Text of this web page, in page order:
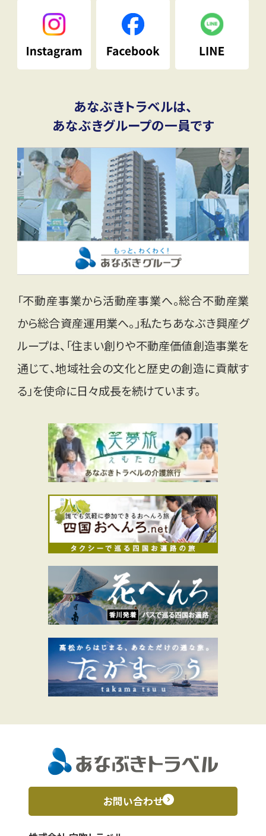
あなぶきトラベルは、
あなぶきグループの一員です
「不動産事業から活動産事業へ。総合不動産業
から総合資産運用業へ。」私たちあなぶき興産グ
ループは、「住まい創りや不動産価値創造事業を
通じて、地域社会の文化と歴史の創造に貢献す
る」を使命に日々成長を続けています。
お問い合わせ